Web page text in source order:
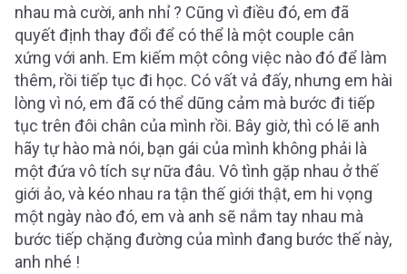
nhau mà cười, anh nhỉ ? Cũng vì điều đó, em đã
quyết định thay đổi để có thể là một couple cân
xứng với anh. Em kiếm một công việc nào đó để làm
thêm, rồi tiếp tục đi học. Có vất vả đấy, nhưng em hài
lòng vì nó, em đã có thể dũng cảm mà bước đi tiếp
tục trên đôi chân của mình rồi. Bây giờ, thì có lẽ anh
hãy tự hào mà nói, bạn gái của mình không phải là
một đứa vô tích sự nữa đâu. Vô tình gặp nhau ở thế
giới ảo, và kéo nhau ra tận thế giới thật, em hi vọng
một ngày nào đó, em và anh sẽ nắm tay nhau mà
bước tiếp chặng đường của mình đang bước thế này,
anh nhé !